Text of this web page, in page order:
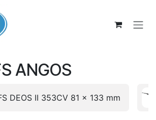
ANGOS
DEOS II 353CV 81 x 133 mm